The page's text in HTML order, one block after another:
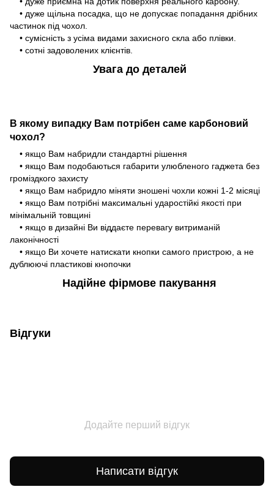
• дуже щільна посадка, що не допускає попадання дрібних
частинок під чохол.
• сумісність з усіма видами захисного скла або плівки.
• сотні задоволених клієнтів.
Увага до деталей
В якому випадку Вам потрібен саме карбоновий
чохол?
• якщо Вам набридли стандартні рішення
• якщо Вам подобаються габарити улюбленого гаджета без
громіздкого захисту
• якщо Вам набридло міняти зношені чохли кожні 1-2 місяці
• якщо Вам потрібні максимальні ударостійкі якості при
мінімальній товщині
• якщо в дизайні Ви віддаєте перевагу витриманій
лаконічності
• якщо Ви хочете натискати кнопки самого пристрою, а не
дублюючі пластикові кнопочки
Надійне фірмове пакування
Відгуки
Додайте перший відгук
Написати відгук